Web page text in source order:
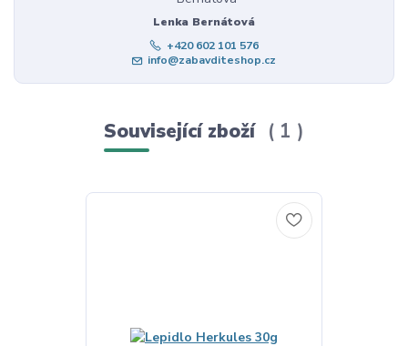
Lenka Bernátová
+420 602 101 576
info@zabavditeshop.cz
Související zboží 1